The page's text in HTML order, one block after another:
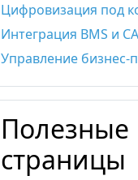
Полезные
страницы